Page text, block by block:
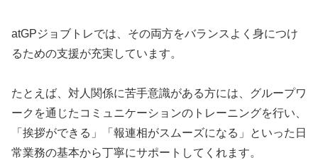
atGPジョブトレでは、その両方をバランスよく身につけ
るための支援が充実しています。
たとえば、対人関係に苦手意識がある方には、グループワ
ークを通じたコミュニケーションのトレーニングを行い、
「挨拶ができる」「報連相がスムーズになる」といった日
常業務の基本から丁寧にサポートしてくれます。